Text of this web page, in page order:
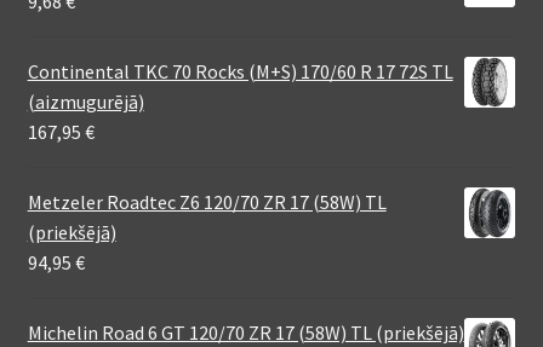
Continental TKC 70 Rocks (M+S) 170/60 R 17 72S TL
(aizmugurējā)
167,95 €
Metzeler Roadtec Z6 120/70 ZR 17 (58W) TL
(priekšējā)
94,95 €
Michelin Road 6 GT 120/70 ZR 17 (58W) TL (priekšējā)